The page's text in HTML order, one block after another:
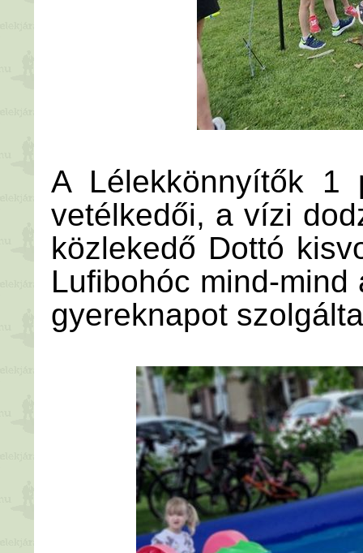
A Lélekkönnyítők 1
vetélkedői, a vízi
közlekedő Dottó
Lufibohóc mind-
gyereknapot